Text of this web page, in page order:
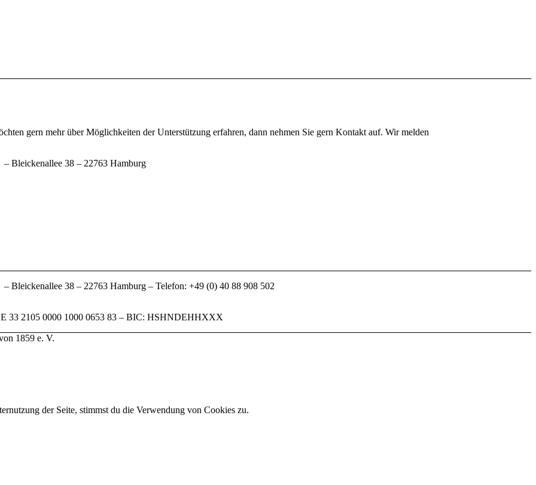
gern mehr über Möglichkeiten der Unterstützung erfahren, dann nehmen Sie gern Kontakt auf. Wir melden
Bleickenallee 38 – 22763 Hamburg
Bleickenallee 38 – 22763 Hamburg – Telefon: +49 (0) 40 88 908 502
33 2105 0000 1000 0653 83 – BIC: HSHNDEHHXXX
1859 e. V.
der Seite, stimmst du die Verwendung von Cookies zu.